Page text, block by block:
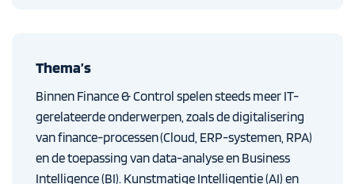
Thema’s
Binnen Finance & Control spelen steeds meer IT-
gerelateerde onderwerpen, zoals de digitalisering
van finance-processen (Cloud, ERP-systemen, RPA)
en de toepassing van data-analyse en Business
Intelligence (BI). Kunstmatige Intelligentie (AI) en